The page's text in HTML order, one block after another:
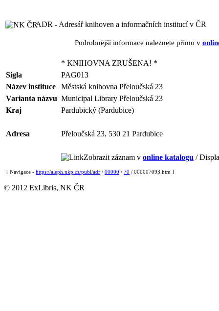
ADR - Adresář knihoven a informačních institucí v ČR
Podrobnější informace naleznete přímo v
* KNIHOVNA ZRUŠENA! *
Sigla
PAG013
Název instituce
Městská knihovna Přeloučská 23
Varianta názvu Municipal Library Přeloučská 23
Kraj
Pardubický (Pardubice)
Adresa Přeloučská 23, 530 21 Pardubice
Zobrazit záznam v online katalogu /
[ Navigace - https://aleph.nkp.cz/publ/adr / 00000 / 70 / 000007093.htm ]
© 2012 ExLibris, NK ČR